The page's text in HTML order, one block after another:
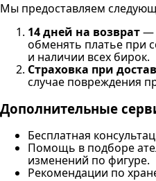
Мы предоставляем
14 дней на возврат—
обменять платье при
и наличии всех бирок.
Страховка при
случае повреждения
Дополнительные
Бесплатная
Помощь в подборе
изменений по фигуре.
Рекомендации по